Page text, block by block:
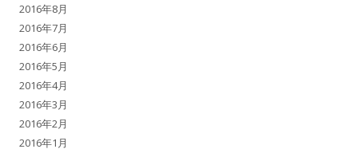
2016年8月
2016年7月
2016年6月
2016年5月
2016年4月
2016年3月
2016年2月
2016年1月